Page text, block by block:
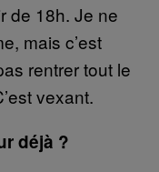
de 18h. Je ne
mais c’est
rentrer tout le
vexant.
déjà ?